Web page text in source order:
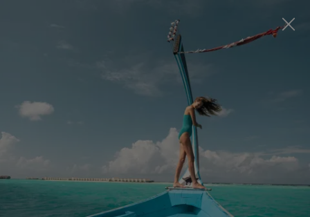
to enhance your experience
and make your visit easier and more comfortable.
今すぐ予約
無料キャンセル